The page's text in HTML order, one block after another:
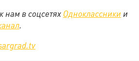
нам в соцсетях Одноклассники и
.